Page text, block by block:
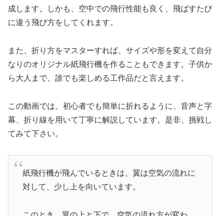
成します。しかも、空中での飛行性能も良く、飛ばすたび
に違う飛び方をしてくれます。
また、折り方をマスターすれば、サイズや形を変えて自分
なりのオリジナル紙飛行機を作ることもできます。子供か
ら大人まで、誰でも楽しめる工作品だと言えます。
この動画では、初心者でも簡単に折れるように、音声と字
幕、折り線を用いて丁寧に解説しています。是非、挑戦し
てみて下さい。
紙飛行機が飛んでいるときは、翼は空気の流れに
対して、少し上を向いています。